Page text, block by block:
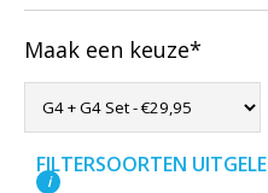
Maak een keuze*
FILTERSOORTEN
i